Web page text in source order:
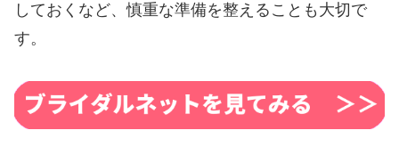
しておくなど、慎重な準備を整えることも大切で
す。